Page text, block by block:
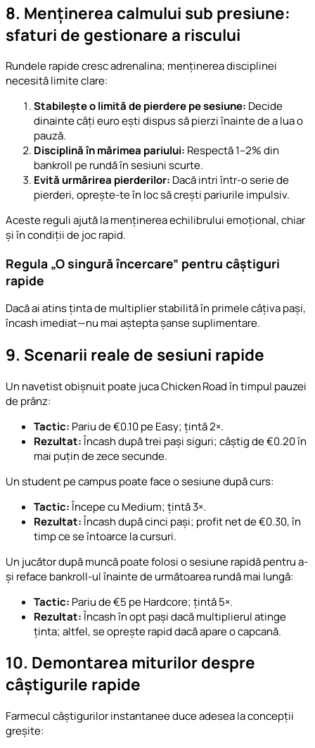
8. Menținerea calmului sub presiune:
sfaturi de gestionare a riscului
Rundele rapide cresc adrenalina; menținerea disciplinei
necesită limite clare:
Stabilește o limită de pierdere pe sesiune: Decide
dinainte câți euro ești dispus să pierzi înainte de a lua o
pauză.
Disciplină în mărimea pariului: Respectă 1–2% din
bankroll pe rundă în sesiuni scurte.
Evită urmărirea pierderilor: Dacă intri într-o serie de
pierderi, oprește-te în loc să crești pariurile impulsiv.
Aceste reguli ajută la menținerea echilibrului emoțional, chiar
și în condiții de joc rapid.
Regula „O singură încercare” pentru câștiguri
rapide
Dacă ai atins ținta de multiplier stabilită în primele câțiva pași,
încash imediat—nu mai aștepta șanse suplimentare.
9. Scenarii reale de sesiuni rapide
Un navetist obișnuit poate juca Chicken Road în timpul pauzei
de prânz:
Tactic: Pariu de €0.10 pe Easy; țintă 2×.
Rezultat:Încash după trei pași siguri; câștig de €0.20 în
mai puțin de zece secunde.
Un student pe campus poate face o sesiune după curs:
Tactic:Începe cu Medium; țintă 3×.
Rezultat:Încash după cinci pași; profit net de €0.30, în
timp ce se întoarce la cursuri.
Un jucător după muncă poate folosi o sesiune rapidă pentru a-
și reface bankroll-ul înainte de următoarea rundă mai lungă:
Tactic: Pariu de €5 pe Hardcore; țintă 5×.
Rezultat:Încash în opt pași dacă multiplierul atinge
ținta; altfel, se oprește rapid dacă apare o capcană.
10. Demontarea miturilor despre
câștigurile rapide
Farmecul câștigurilor instantanee duce adesea la concepții
greșite: